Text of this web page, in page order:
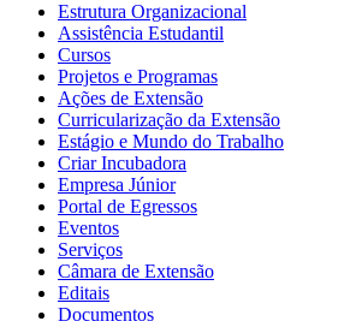
Estrutura Organizacional
Assistência Estudantil
Cursos
Projetos e Programas
Ações de Extensão
Curricularização da Extensão
Estágio e Mundo do Trabalho
Criar Incubadora
Empresa Júnior
Portal de Egressos
Eventos
Serviços
Câmara de Extensão
Editais
Documentos